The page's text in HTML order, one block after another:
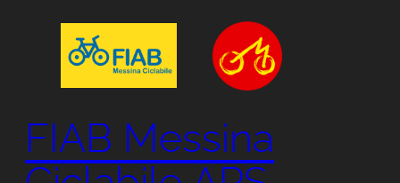
contenuto
FIAB Messina